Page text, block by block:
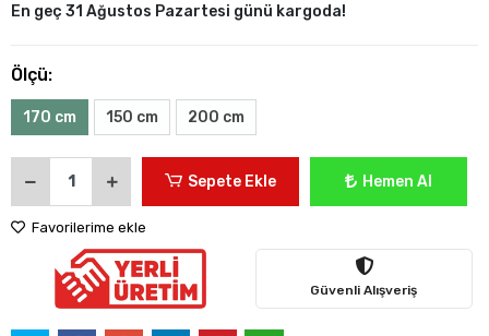
En geç 31 Ağustos Pazartesi günü kargoda!
Ölçü:
170 cm 150 cm 200 cm
Sepete Ekle Hemen Al
Favorilerime ekle
Güvenli Alışveriş